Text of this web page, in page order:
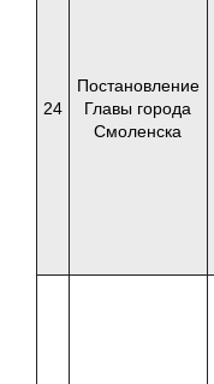
24
Постановление
Главы города
Смоленска